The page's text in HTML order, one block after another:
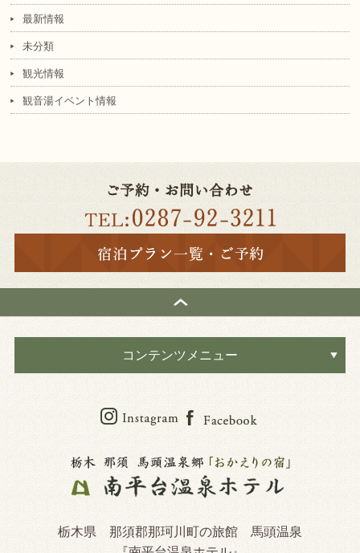
最新情報
未分類
観光情報
観音湯イベント情報
コンテンツメニュー
栃木県 那須郡那珂川町の旅館 馬頭温泉